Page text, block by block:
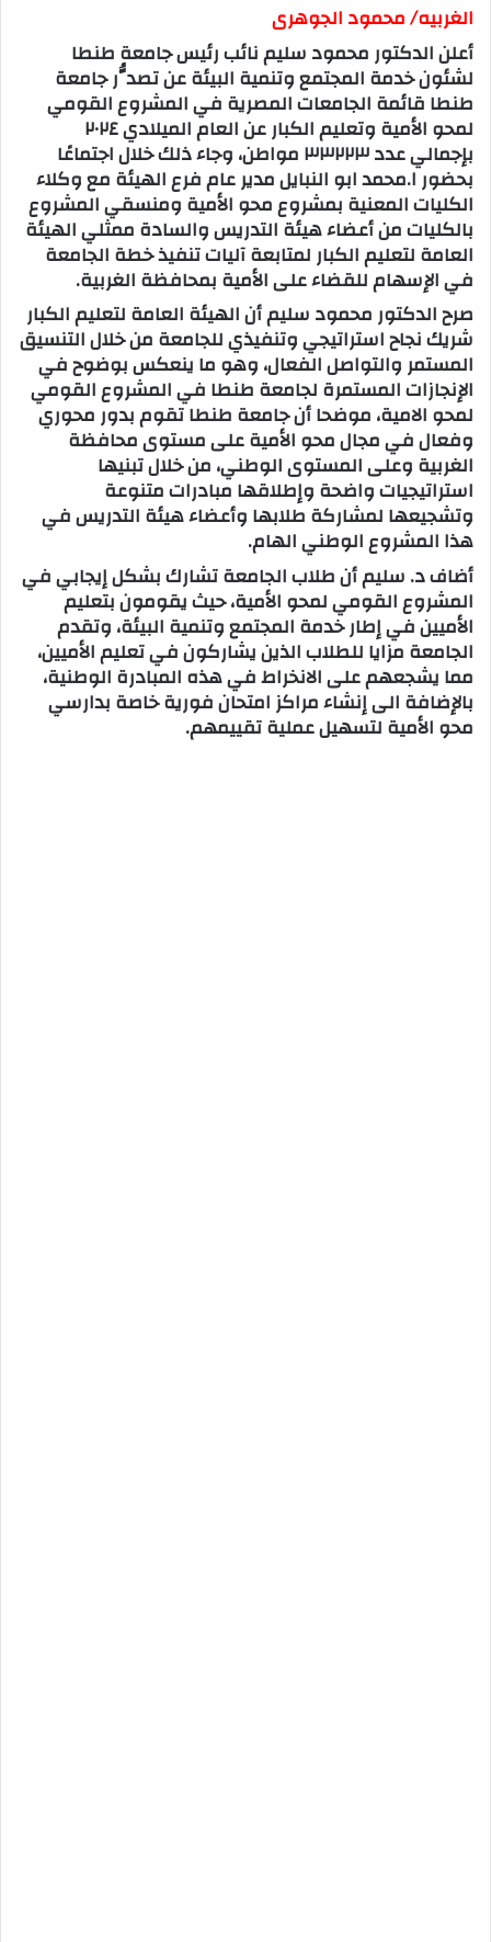
الغربيه/ محمود الجوهرى
أعلن الدكتور محمود سليم نائب رئيس جامعة طنطا
لشئون خدمة المجتمع وتنمية البيئة عن تصدُّر جامعة
طنطا قائمة الجامعات المصرية في المشروع القومي
لمحو الأمية وتعليم الكبار عن العام الميلادي ٢٠٢٤
بإجمالي عدد ٣٣٢٢٣ مواطن، وجاء ذلك خلال اجتماعًا
بحضور ا.محمد ابو النبايل مدير عام فرع الهيئة مع وكلاء
الكليات المعنية بمشروع محو الأمية ومنسقي المشروع
بالكليات من أعضاء هيئة التدريس والسادة ممثلي الهيئة
العامة لتعليم الكبار لمتابعة آليات تنفيذ خطة الجامعة
في الإسهام للقضاء على الأمية بمحافظة الغربية.
صرح الدكتور محمود سليم أن الهيئة العامة لتعليم الكبار
شريك نجاح استراتيجي وتنفيذي للجامعة من خلال التنسيق
المستمر والتواصل الفعال، وهو ما ينعكس بوضوح في
الإنجازات المستمرة لجامعة طنطا في المشروع القومي
لمحو الامية، موضحا أن جامعة طنطا تقوم بدور محوري
وفعال في مجال محو الأمية على مستوى محافظة
الغربية وعلى المستوى الوطني، من خلال تبنيها
استراتيجيات واضحة وإطلاقها مبادرات متنوعة
وتشجيعها لمشاركة طلابها وأعضاء هيئة التدريس في
هذا المشروع الوطني الهام.
أضاف د. سليم أن طلاب الجامعة تشارك بشكل إيجابي في
المشروع القومي لمحو الأمية، حيث يقومون بتعليم
الأميين في إطار خدمة المجتمع وتنمية البيئة، وتقدم
الجامعة مزايا للطلاب الذين يشاركون في تعليم الأميين،
مما يشجعهم على الانخراط في هذه المبادرة الوطنية،
بالإضافة الى إنشاء مراكز امتحان فورية خاصة بدارسي
محو الأمية لتسهيل عملية تقييمهم.